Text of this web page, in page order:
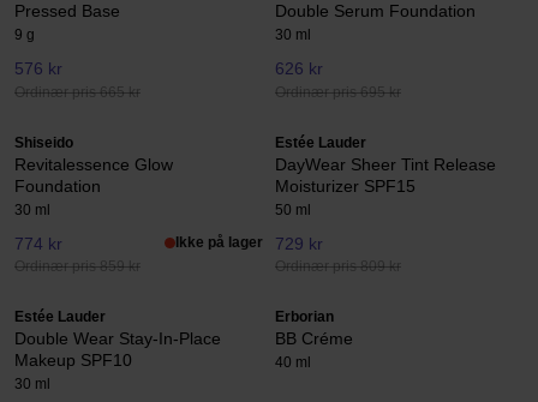
Pressed Base
9 g
576 kr
Ordinær pris 665 kr
Double Serum Foundation
30 ml
626 kr
Ordinær pris 695 kr
Shiseido
Revitalessence Glow
Foundation
30 ml
774 kr
Ordinær pris 859 kr
Ikke på lager
Estée Lauder
DayWear Sheer Tint Release
Moisturizer SPF15
50 ml
729 kr
Ordinær pris 809 kr
Estée Lauder
Double Wear Stay-In-Place
Makeup SPF10
30 ml
Erborian
BB Créme
40 ml